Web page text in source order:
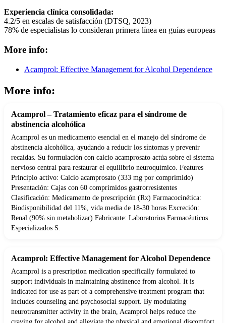
Experiencia clínica consolidada:
4.2/5 en escalas de satisfacción (DTSQ, 2023)
78% de especialistas lo consideran primera línea en guías europeas
More info:
Acamprol: Effective Management for Alcohol Dependence
More info:
Acamprol – Tratamiento eficaz para el síndrome de
abstinencia alcohólica
Acamprol es un medicamento esencial en el manejo del síndrome de
abstinencia alcohólica, ayudando a reducir los síntomas y prevenir
recaídas. Su formulación con calcio acamprosato actúa sobre el sistema
nervioso central para restaurar el equilibrio neuroquímico. Features
Principio activo: Calcio acamprosato (333 mg por comprimido)
Presentación: Cajas con 60 comprimidos gastrorresistentes
Clasificación: Medicamento de prescripción (Rx) Farmacocinética:
Biodisponibilidad del 11%, vida media de 18-30 horas Excreción:
Renal (90% sin metabolizar) Fabricante: Laboratorios Farmacéuticos
Especializados S.
Acamprol: Effective Management for Alcohol Dependence
Acamprol is a prescription medication specifically formulated to
support individuals in maintaining abstinence from alcohol. It is
indicated for use as part of a comprehensive treatment program that
includes counseling and psychosocial support. By modulating
neurotransmitter activity in the brain, Acamprol helps reduce the